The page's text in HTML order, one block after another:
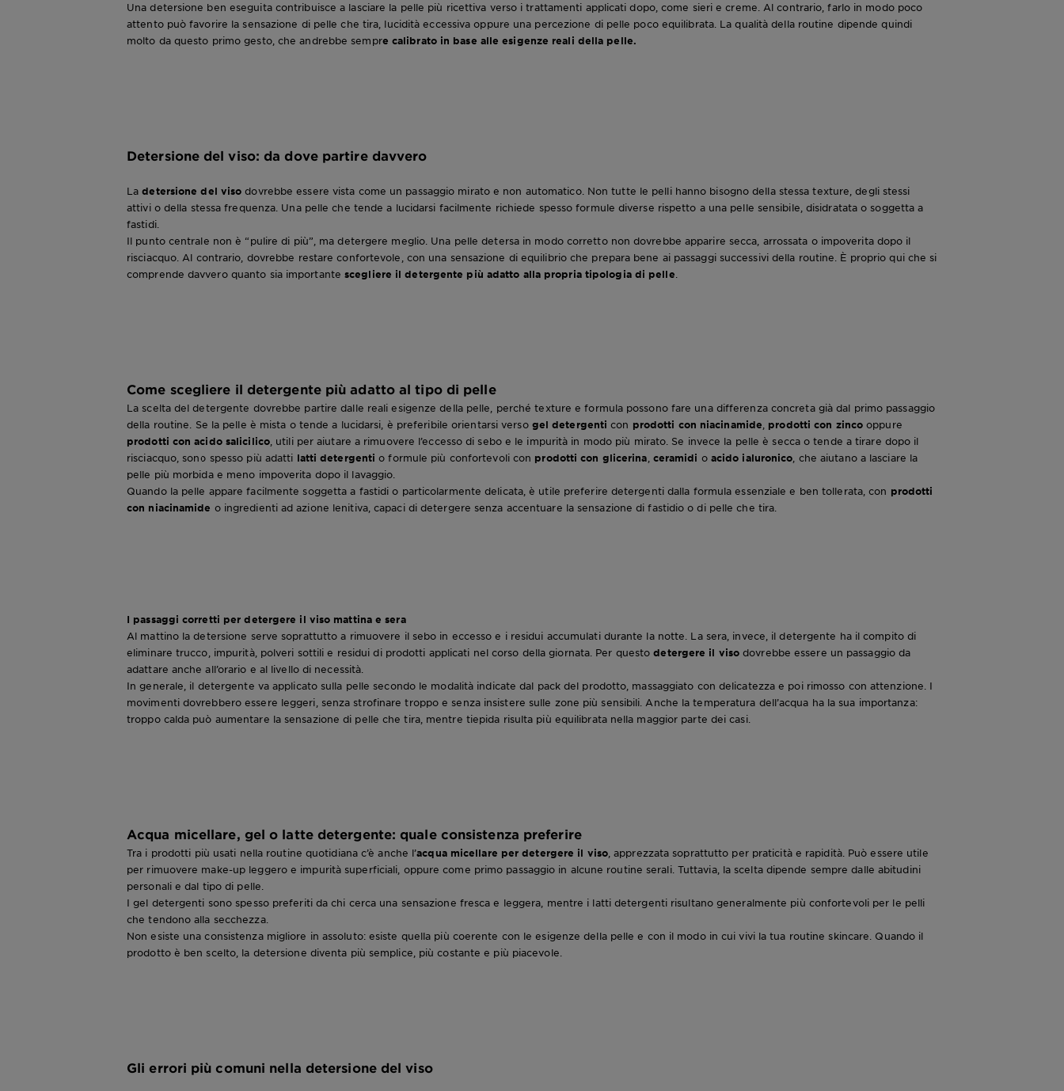
Una detersione ben eseguita contribuisce a lasciare la pelle più ricettiva verso i trattamenti applicati dopo, come sieri e creme. Al contrario, farlo in modo poco
attento può favorire la sensazione di pelle che tira, lucidità eccessiva oppure una percezione di pelle poco equilibrata. La qualità della routine dipende quindi
molto da questo primo gesto, che andrebbe sempre calibrato in base alle esigenze reali della pelle.
Detersione del viso: da dove partire davvero
Ladetersione del viso dovrebbe essere vista come un passaggio mirato e non automatico. Non tutte le pelli hanno bisogno della stessa texture, degli stessi
attivi o della stessa frequenza. Una pelle che tende a lucidarsi facilmente richiede spesso formule diverse rispetto a una pelle sensibile, disidratata o soggetta a
fastidi.
Il punto centrale non è “pulire di più”, ma detergere meglio. Una pelle detersa in modo corretto non dovrebbe apparire secca, arrossata o impoverita dopo il
risciacquo. Al contrario, dovrebbe restare confortevole, con una sensazione di equilibrio che prepara bene ai passaggi successivi della routine. È proprio qui che si
comprende davvero quanto sia importante scegliere il detergente più adatto alla propria tipologia di pelle
Come scegliere il detergente più adatto al tipo di pelle
La scelta del detergente dovrebbe partire dalle reali esigenze della pelle, perché texture e formula possono fare una differenza concreta già dal primo passaggio
della routine. Se la pelle è mista o tende a lucidarsi, è preferibile orientarsi verso gel detergenti con prodotti con niacinamide prodotti con zinco oppure
prodotti con acido salicilico, utili per aiutare a rimuovere l’eccesso di sebo e le impurità in modo più mirato. Se invece la pelle è secca o tende a tirare dopo il
risciacquo, sono spesso più adatti latti detergenti o formule più confortevoli con prodotti con glicerina ceramidi o acido ialuronico , che aiutano a lasciare la
pelle più morbida e meno impoverita dopo il lavaggio.
Quando la pelle appare facilmente soggetta a fastidi o particolarmente delicata, è utile preferire detergenti dalla formula essenziale e ben tollerata, con prodotti
con niacinamide o ingredienti ad azione lenitiva, capaci di detergere senza accentuare la sensazione di fastidio o di pelle che tira.
I passaggi corretti per detergere il viso mattina e sera
Al mattino la detersione serve soprattutto a rimuovere il sebo in eccesso e i residui accumulati durante la notte. La sera, invece, il detergente ha il compito di
eliminare trucco, impurità, polveri sottili e residui di prodotti applicati nel corso della giornata. Per questodetergere il viso dovrebbe essere un passaggio da
adattare anche all’orario e al livello di necessità.
In generale, il detergente va applicato sulla pelle secondo le modalità indicate dal pack del prodotto, massaggiato con delicatezza e poi rimosso con attenzione. I
movimenti dovrebbero essere leggeri, senza strofinare troppo e senza insistere sulle zone più sensibili. Anche la temperatura dell’acqua ha la sua importanza:
troppo calda può aumentare la sensazione di pelle che tira, mentre tiepida risulta più equilibrata nella maggior parte dei casi.
Acqua micellare, gel o latte detergente: quale consistenza preferire
Tra i prodotti più usati nella routine quotidiana c’è anche l’acqua micellare per detergere il viso, apprezzata soprattutto per praticità e rapidità. Può essere utile
per rimuovere make-up leggero e impurità superficiali, oppure come primo passaggio in alcune routine serali. Tuttavia, la scelta dipende sempre dalle abitudini
personali e dal tipo di pelle.
I gel detergenti sono spesso preferiti da chi cerca una sensazione fresca e leggera, mentre i latti detergenti risultano generalmente più confortevoli per le pelli
che tendono alla secchezza.
Non esiste una consistenza migliore in assoluto: esiste quella più coerente con le esigenze della pelle e con il modo in cui vivi la tua routine skincare. Quando il
prodotto è ben scelto, la detersione diventa più semplice, più costante e più piacevole.
Gli errori più comuni nella detersione del viso